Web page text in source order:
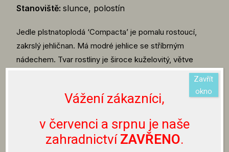
Stanoviště: slunce, polostín
Jedle plstnatoplodá ‘Compacta’ je pomalu rostoucí,
zakrslý jehličnan. Má modré jehlice se stříbrným
nádechem. Tvar rostliny je široce kuželovitý, větve
aktuální dostupnosti rostlin se můžete informovat
na emailu info@zahradnictvibouchalovi.cz nebo
prostřednictvím Facebooku či Instagramu.
Vážení zákazníci,
v červenci a srpnu je naše
zahradnictví ZAVŘENO.
Zavřít
okno